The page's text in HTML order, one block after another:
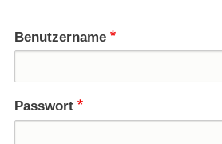
Benutzername
Passwort